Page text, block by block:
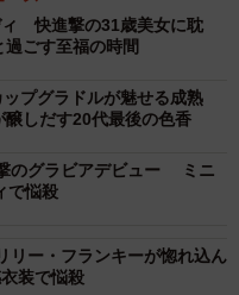
ィ 快進撃の31歳美女に耽
ごす至福の時間
プグラドルが魅せる成熟
しだす20代最後の色香
のグラビアデビュー ミニ
で悩殺
リー・フランキーが惚れ込ん
装で悩殺